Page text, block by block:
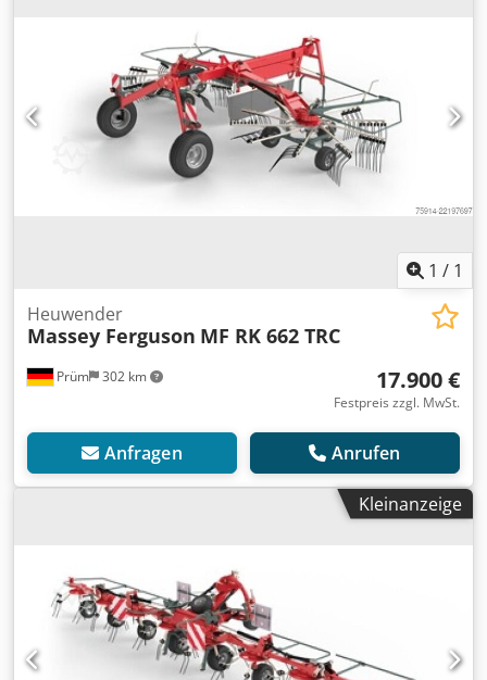
1 / 1
Prüm 302 km
Heuwender
Massey Ferguson MF RK 662 TRC
17.900 €
Festpreis zzgl. MwSt.
Anfragen Anrufen
Kleinanzeige